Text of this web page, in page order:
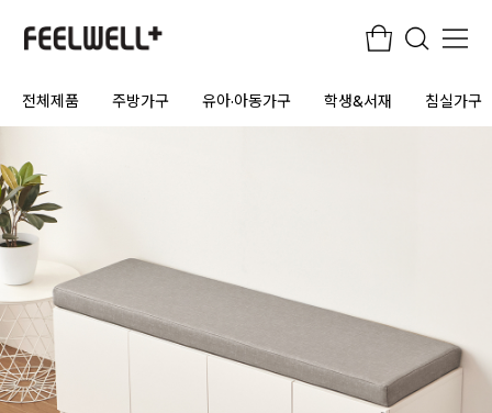
전체제품 주방가구 유아·아동가구 학생&서재 침실가구